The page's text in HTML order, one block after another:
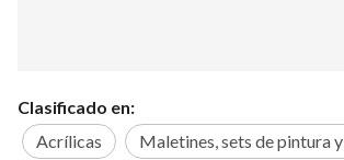
Clasificado en:
Acrílicas
Maletines, sets de pintura